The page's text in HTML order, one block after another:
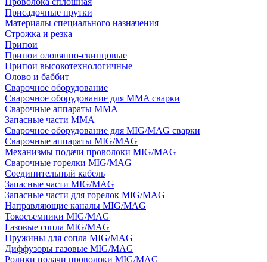
Присадочные прутки
Материалы специального назначения
Строжка и резка
Припои
Припои оловянно-свинцовые
Припои высокотехнологичные
Олово и баббит
Сварочное оборудование
Сварочное оборудование для MMA сварки
Сварочные аппараты MMA
Запасные части MMA
Сварочное оборудование для MIG/MAG сварки
Сварочные аппараты MIG/MAG
Механизмы подачи проволоки MIG/MAG
Сварочные горелки MIG/MAG
Соединительный кабель
Запасные части MIG/MAG
Запасные части для горелок MIG/MAG
Направляющие каналы MIG/MAG
Токосъемники MIG/MAG
Газовые сопла MIG/MAG
Пружины для сопла MIG/MAG
Диффузоры газовые MIG/MAG
Ролики подачи проволоки MIG/MAG